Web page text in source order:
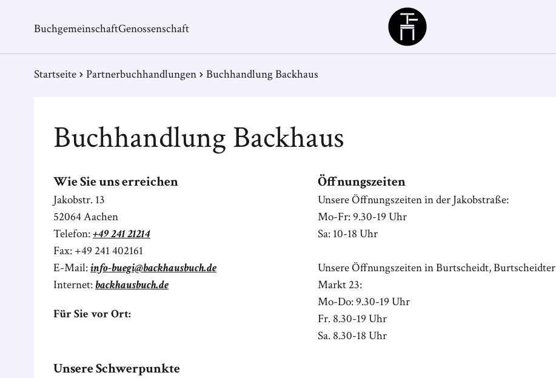
BuchgemeinschaftGenossenschaft
Büchergilde
Startseite Partnerbuchhandlungen Buchhandlung Backhaus
Buchhandlung Backhaus
Wie Sie uns erreichen
Jakobstr. 13
52064Aachen
Telefon:+49 241 21214
Fax: +49 241 402161
E-Mail:info-buegi@backhausbuch.de
Internet:backhausbuch.de
Für Sie vor Ort:
Öffnungszeiten
Unsere Öffnungszeiten in der Jakobstraße:
Mo-Fr: 9.30-19 Uhr
Sa: 10-18 Uhr
Unsere Öffnungszeiten in Burtscheidt, Burtscheidter
Markt 23:
Mo-Do: 9.30-19 Uhr
Fr. 8.30-19 Uhr
Sa. 8.30-18 Uhr
Unsere Schwerpunkte